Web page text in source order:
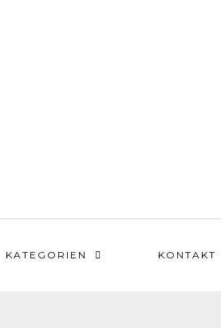
KATEGORIEN KONTAKT